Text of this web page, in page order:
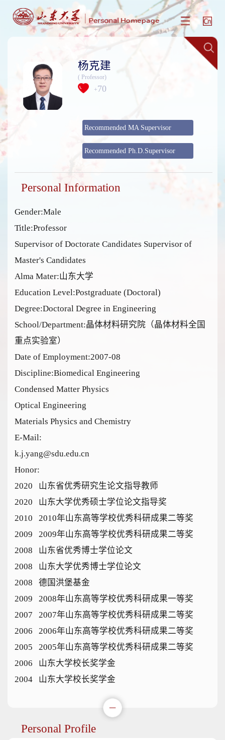
杨克建
( Professor)
+70
Recommended MA Supervisor
Recommended Ph.D.Supervisor
Personal Information
Gender:Male
Title:Professor
Supervisor of Doctorate Candidates Supervisor of
Master's Candidates
Alma Mater:山东大学
Education Level:Postgraduate (Doctoral)
Degree:Doctoral Degree in Engineering
School/Department:晶体材料研究院（晶体材料全国
重点实验室）
Date of Employment:2007-08
Discipline:Biomedical Engineering
Condensed Matter Physics
Optical Engineering
Materials Physics and Chemistry
E-Mail:
k.j.yang@sdu.edu.cn
Honor:
2020 山东省优秀研究生论文指导教师
2020 山东大学优秀硕士学位论文指导奖
2010 2010年山东高等学校优秀科研成果二等奖
2009 2009年山东高等学校优秀科研成果二等奖
2008 山东省优秀博士学位论文
2008 山东大学优秀博士学位论文
2008 德国洪堡基金
2009 2008年山东高等学校优秀科研成果一等奖
2007 2007年山东高等学校优秀科研成果二等奖
2006 2006年山东高等学校优秀科研成果二等奖
2005 2005年山东高等学校优秀科研成果二等奖
2006 山东大学校长奖学金
2004 山东大学校长奖学金
Personal Profile